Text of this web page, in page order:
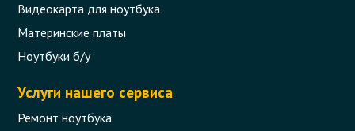
Видеокарта для ноутбука
Материнские платы
Ноутбуки б/у
Услуги нашего сервиса
Ремонт ноутбука